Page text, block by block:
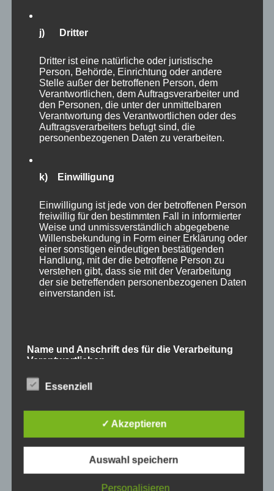
Wie hat es Euch gefallen?
Ich freue mich natürlich auf Eure Kommentare
und Euer Feedback.
Wenn ihr mich weiterhin durch die Zoos oder
auch durch die Natur begleiten wollt, dann
abonniert am besten diesen Blog oder folgt mir
Instagram.
#zoofotografie
#nature
#naturephotographie
#zooschwerin
Veröffentlicht
am
9. Mai 2026 Kategorien
Naturfoto-Blog
naturephotographer,naturephotographie,Naturfotograf
Schwerin,Zoo,Zoo Schwerin
j) Dritter
Dritter ist eine natürliche oder juristische
Person, Behörde, Einrichtung oder andere
Stelle außer der betroffenen Person, dem
Verantwortlichen, dem Auftragsverarbeiter und
den Personen, die unter der unmittelbaren
Verantwortung des Verantwortlichen oder des
Auftragsverarbeiters befugt sind, die
personenbezogenen Daten zu verarbeiten.
k) Einwilligung
Einwilligung ist jede von der betroffenen Person
freiwillig für den bestimmten Fall in informierter
Weise und unmissverständlich abgegebene
Willensbekundung in Form einer Erklärung oder
einer sonstigen eindeutigen bestätigenden
Handlung, mit der die betroffene Person zu
verstehen gibt, dass sie mit der Verarbeitung
der sie betreffenden personenbezogenen Daten
einverstanden ist.
Name und Anschrift des für die Verarbeitung
Verantwortlichen
Verantwortlicher im Sinne der Datenschutz-
der Europäischen Union geltenden
Datenschutzgesetze und anderer Bestimmungen
mit datenschutzrechtlichem Charakter ist die:
Cookies / SessionStorage / LocalStorage
Die Internetseiten verwenden teilweise so
Essenziell
✓ Akzeptieren
Auswahl speichern
Personalisieren